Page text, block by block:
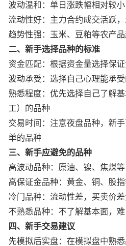
波动温和：单日涨跌幅相对较
流动性好：主力合约成交活跃
趋势性强：玉米、豆粕等农产
二、新手选择品种的标准
资金匹配：根据资金量选择保
波动承受：选择自己心理能承
熟悉程度：优先选择自己了解
工）的品种
交易时间：注意夜盘品种，新
单的品种
三、新手应避免的品种
高波动品种：原油、镍、焦煤
高保证金品种：黄金、铜、股
冷门品种：流动性差，买卖价
不熟悉品种：不了解基本面，
四、新手交易建议
先模拟后实盘：在模拟盘中熟